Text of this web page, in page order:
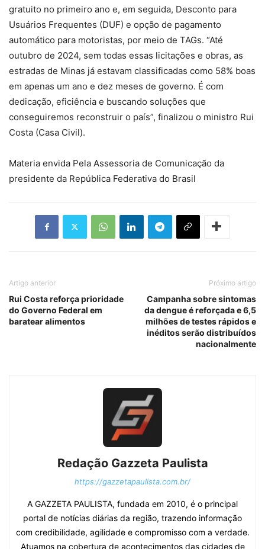
gratuito no primeiro ano e, em seguida, Desconto para
Usuários Frequentes (DUF) e opção de pagamento
automático para motoristas, por meio de TAGs. “Até
outubro de 2024, sem todas essas licitações e obras, as
estradas de Minas já estavam classificadas como 58% boas
em apenas um ano e dez meses de governo. É com
dedicação, eficiência e buscando soluções que
conseguiremos reconstruir o país”, finalizou o ministro Rui
Costa (Casa Civil).
Materia envida Pela Assessoria de Comunicação da
presidente da República Federativa do Brasil
Artigo anterior
Rui Costa reforça prioridade
do Governo Federal em
baratear alimentos
Próximo artigo
Campanha sobre sintomas
da dengue é reforçada e 6,5
milhões de testes rápidos e
inéditos serão distribuídos
nacionalmente
Redação Gazzeta Paulista
https://gazzetapaulista.com.br/
A GAZZETA PAULISTA, fundada em 2010, é o principal
portal de notícias diárias da região, trazendo informação
com credibilidade, agilidade e compromisso com a verdade.
Atuamos na cobertura de acontecimentos das cidades de